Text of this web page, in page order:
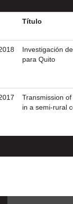
Título
Investigación
para Quito
Transmission
in a semi-rural